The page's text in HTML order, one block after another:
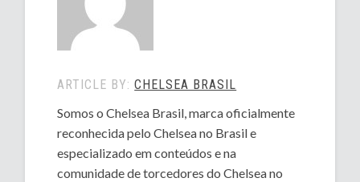
ARTICLE BY:CHELSEA BRASIL
Somos o Chelsea Brasil, marca oficialmente
reconhecida pelo Chelsea no Brasil e
especializado em conteúdos e na
comunidade de torcedores do Chelsea no